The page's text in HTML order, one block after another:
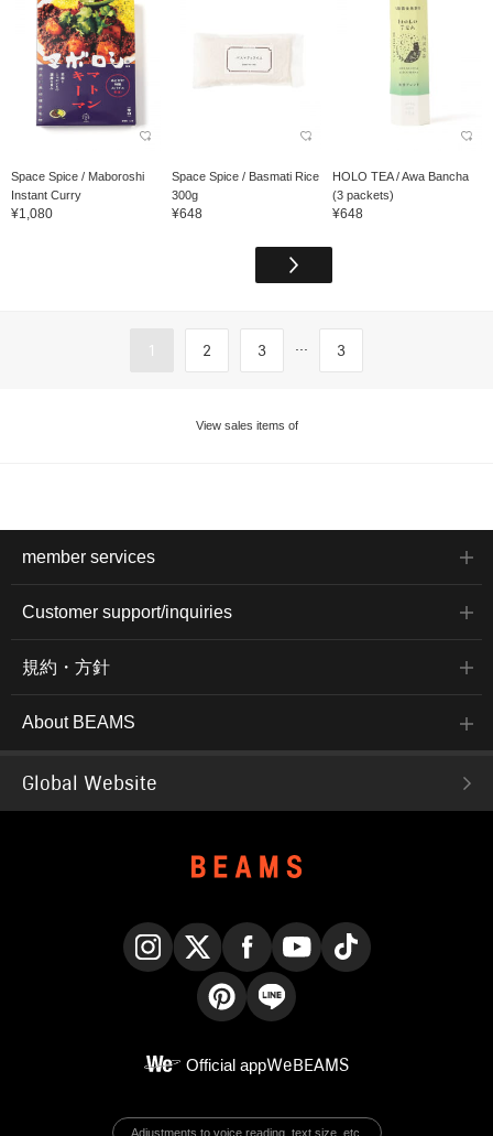
Space Spice / Maboroshi
Instant Curry
¥1,080
Space Spice / Basmati Rice
300g
¥648
HOLO TEA / Awa Bancha
(3 packets)
¥648
1 2 3 ... 3
View sales items of
member services
Customer support/inquiries
規約・方針
About BEAMS
Global Website
Official appWeBEAMS
Adjustments to voice reading, text size, etc.